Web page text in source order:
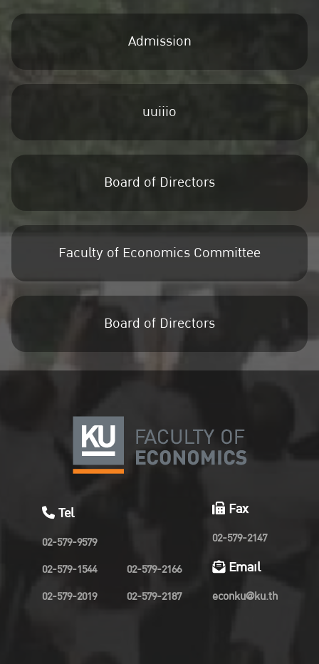
Admission
uuiiio
Board of Directors
Faculty of Economics Committee
Board of Directors
Tel
02-579-9579
02-579-1544
02-579-2019
02-579-2166
02-579-2187
Fax
02-579-2147
Email
econku@ku.th